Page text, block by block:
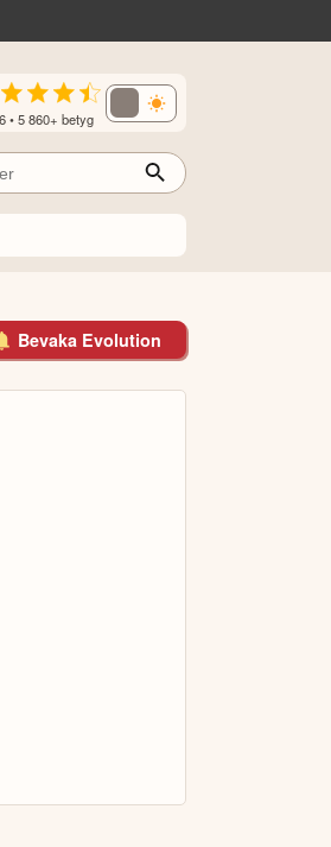
• 5 860+ betyg
Bevaka Evolution